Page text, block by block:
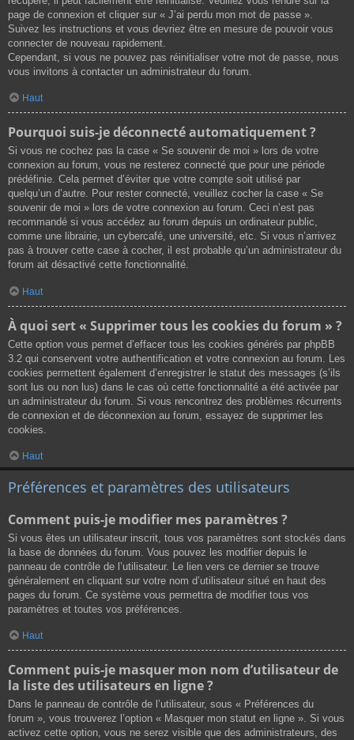
page de connexion et cliquer sur « J’ai perdu mon mot de passe ».
Suivez les instructions et vous devriez être en mesure de pouvoir vous
connecter de nouveau rapidement.
Cependant, si vous ne pouvez pas réinitialiser votre mot de passe, nous
vous invitons à contacter un administrateur du forum.
Haut
Pourquoi suis-je déconnecté automatiquement ?
Si vous ne cochez pas la case « Se souvenir de moi » lors de votre
connexion au forum, vous ne resterez connecté que pour une période
prédéfinie. Cela permet d’éviter que votre compte soit utilisé par
quelqu’un d’autre. Pour rester connecté, veuillez cocher la case « Se
souvenir de moi » lors de votre connexion au forum. Ceci n’est pas
recommandé si vous accédez au forum depuis un ordinateur public,
comme une librairie, un cybercafé, une université, etc. Si vous n’arrivez
pas à trouver cette case à cocher, il est probable qu’un administrateur du
forum ait désactivé cette fonctionnalité.
Haut
À quoi sert « Supprimer tous les cookies du forum » ?
Cette option vous permet d’effacer tous les cookies générés par phpBB
3.2 qui conservent votre authentification et votre connexion au forum. Les
cookies permettent également d’enregistrer le statut des messages (s’ils
sont lus ou non lus) dans le cas où cette fonctionnalité a été activée par
un administrateur du forum. Si vous rencontrez des problèmes récurrents
de connexion et de déconnexion au forum, essayez de supprimer les
cookies.
Haut
Préférences et paramètres des utilisateurs
Comment puis-je modifier mes paramètres ?
Si vous êtes un utilisateur inscrit, tous vos paramètres sont stockés dans
la base de données du forum. Vous pouvez les modifier depuis le
panneau de contrôle de l’utilisateur. Le lien vers ce dernier se trouve
généralement en cliquant sur votre nom d’utilisateur situé en haut des
pages du forum. Ce système vous permettra de modifier tous vos
paramètres et toutes vos préférences.
Haut
Comment puis-je masquer mon nom d’utilisateur de
la liste des utilisateurs en ligne ?
Dans le panneau de contrôle de l’utilisateur, sous « Préférences du
forum », vous trouverez l’option « Masquer mon statut en ligne ». Si vous
activez cette option, vous ne serez visible que des administrateurs, des